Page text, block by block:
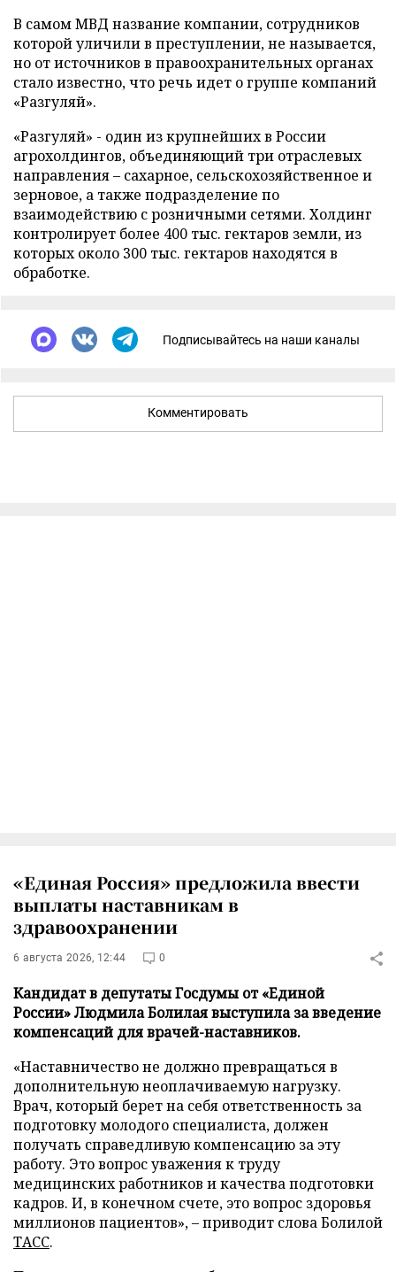
В самом МВД название компании, сотрудников
которой уличили в преступлении, не называется,
но от источников в правоохранительных органах
стало известно, что речь идет о группе компаний
«Разгуляй».
«Разгуляй» - один из крупнейших в России
агрохолдингов, объединяющий три отраслевых
направления – сахарное, сельскохозяйственное и
зерновое, а также подразделение по
взаимодействию с розничными сетями. Холдинг
контролирует более 400 тыс. гектаров земли, из
которых около 300 тыс. гектаров находятся в
обработке.
Подписывайтесь на наши каналы
Комментировать
«Единая Россия» предложила ввести
выплаты наставникам в
здравоохранении
6 августа 2026, 12:44 0
Кандидат в депутаты Госдумы от «Единой
России» Людмила Болилая выступила за введение
компенсаций для врачей-наставников.
«Наставничество не должно превращаться в
дополнительную неоплачиваемую нагрузку.
Врач, который берет на себя ответственность за
подготовку молодого специалиста, должен
получать справедливую компенсацию за эту
работу. Это вопрос уважения к труду
медицинских работников и качества подготовки
кадров. И, в конечном счете, это вопрос здоровья
миллионов пациентов», – приводит слова Болилой
ТАСС.